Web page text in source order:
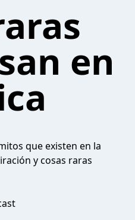
en
que existen en la
y cosas raras